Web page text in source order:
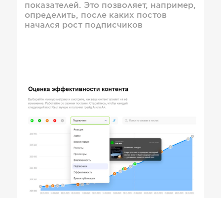
показателей. Это позволяет, например,
определить, после каких постов
начался рост подписчиков